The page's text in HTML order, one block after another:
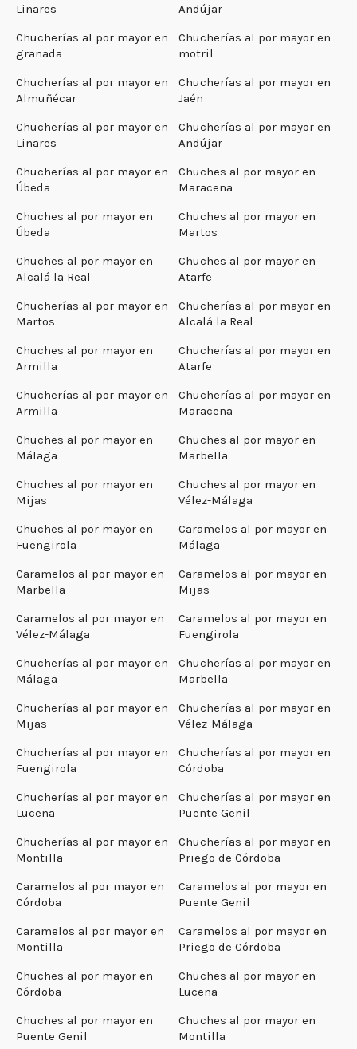
Linares
Andújar
Chucherías al por mayor en
granada
Chucherías al por mayor en
motril
Chucherías al por mayor en
Almuñécar
Chucherías al por mayor en
Jaén
Chucherías al por mayor en
Linares
Chucherías al por mayor en
Andújar
Chucherías al por mayor en
Úbeda
Chuches al por mayor en
Maracena
Chuches al por mayor en
Úbeda
Chuches al por mayor en
Martos
Chuches al por mayor en
Alcalá la Real
Chuches al por mayor en
Atarfe
Chucherías al por mayor en
Martos
Chucherías al por mayor en
Alcalá la Real
Chuches al por mayor en
Armilla
Chucherías al por mayor en
Atarfe
Chucherías al por mayor en
Armilla
Chucherías al por mayor en
Maracena
Chuches al por mayor en
Málaga
Chuches al por mayor en
Marbella
Chuches al por mayor en
Mijas
Chuches al por mayor en
Vélez-Málaga
Chuches al por mayor en
Fuengirola
Caramelos al por mayor en
Málaga
Caramelos al por mayor en
Marbella
Caramelos al por mayor en
Mijas
Caramelos al por mayor en
Vélez-Málaga
Caramelos al por mayor en
Fuengirola
Chucherías al por mayor en
Málaga
Chucherías al por mayor en
Marbella
Chucherías al por mayor en
Mijas
Chucherías al por mayor en
Vélez-Málaga
Chucherías al por mayor en
Fuengirola
Chucherías al por mayor en
Córdoba
Chucherías al por mayor en
Lucena
Chucherías al por mayor en
Puente Genil
Chucherías al por mayor en
Montilla
Chucherías al por mayor en
Priego de Córdoba
Caramelos al por mayor en
Córdoba
Caramelos al por mayor en
Puente Genil
Caramelos al por mayor en
Montilla
Caramelos al por mayor en
Priego de Córdoba
Chuches al por mayor en
Córdoba
Chuches al por mayor en
Lucena
Chuches al por mayor en
Puente Genil
Chuches al por mayor en
Montilla